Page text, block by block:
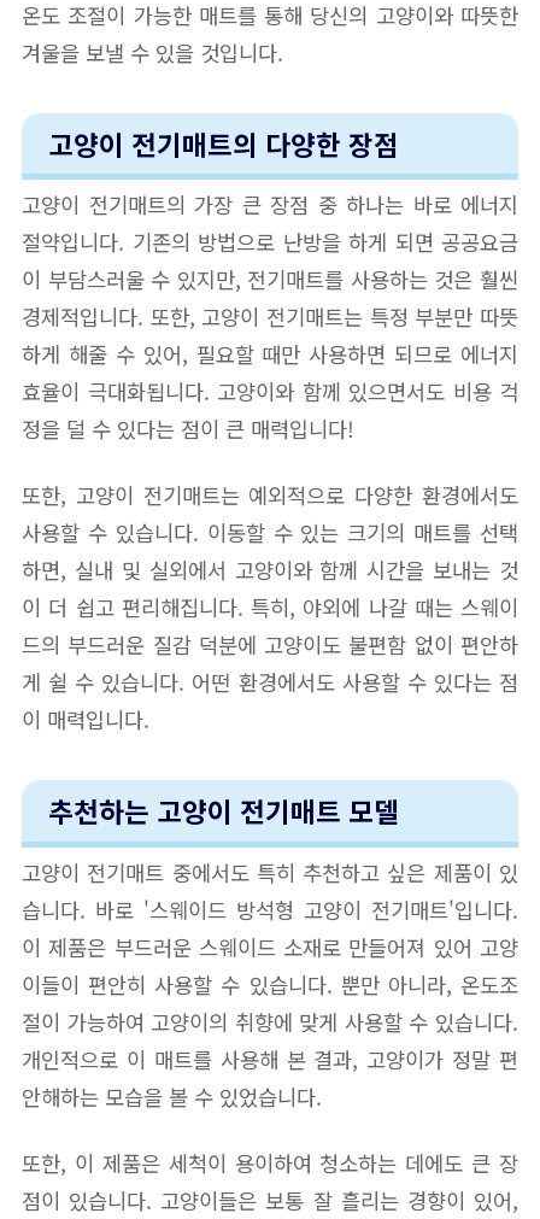
온도 조절이 가능한 매트를 통해 당신의 고양이와 따뜻한
겨울을 보낼 수 있을 것입니다.
고양이 전기매트의 다양한 장점
고양이 전기매트의 가장 큰 장점 중 하나는 바로 에너지
절약입니다. 기존의 방법으로 난방을 하게 되면 공공요금
이 부담스러울 수 있지만, 전기매트를 사용하는 것은 훨씬
경제적입니다. 또한, 고양이 전기매트는 특정 부분만 따뜻
하게 해줄 수 있어, 필요할 때만 사용하면 되므로 에너지
효율이 극대화됩니다. 고양이와 함께 있으면서도 비용 걱
정을 덜 수 있다는 점이 큰 매력입니다!
또한, 고양이 전기매트는 예외적으로 다양한 환경에서도
사용할 수 있습니다. 이동할 수 있는 크기의 매트를 선택
하면, 실내 및 실외에서 고양이와 함께 시간을 보내는 것
이 더 쉽고 편리해집니다. 특히, 야외에 나갈 때는 스웨이
드의 부드러운 질감 덕분에 고양이도 불편함 없이 편안하
게 쉴 수 있습니다. 어떤 환경에서도 사용할 수 있다는 점
이 매력입니다.
추천하는 고양이 전기매트 모델
고양이 전기매트 중에서도 특히 추천하고 싶은 제품이 있
습니다. 바로 '스웨이드 방석형 고양이 전기매트'입니다.
이 제품은 부드러운 스웨이드 소재로 만들어져 있어 고양
이들이 편안히 사용할 수 있습니다. 뿐만 아니라, 온도조
절이 가능하여 고양이의 취향에 맞게 사용할 수 있습니다.
개인적으로 이 매트를 사용해 본 결과, 고양이가 정말 편
안해하는 모습을 볼 수 있었습니다.
또한, 이 제품은 세척이 용이하여 청소하는 데에도 큰 장
점이 있습니다. 고양이들은 보통 잘 흘리는 경향이 있어,